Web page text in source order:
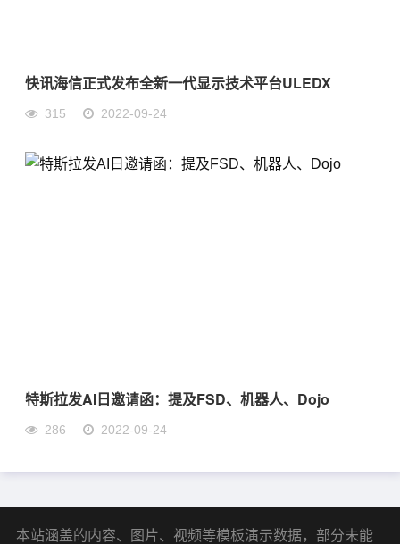
快讯海信正式发布全新一代显示技术平台ULEDX
315 2022-09-24
特斯拉发AI日邀请函：提及FSD、机器人、Dojo
286 2022-09-24
本站涵盖的内容、图片、视频等模板演示数据，部分未能